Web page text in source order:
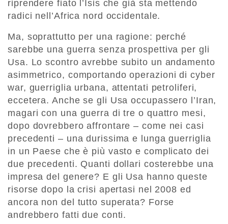
riprendere fiato l’Isis che già sta mettendo
radici nell’Africa nord occidentale.
Ma, soprattutto per una ragione: perché
sarebbe una guerra senza prospettiva per gli
Usa. Lo scontro avrebbe subito un andamento
asimmetrico, comportando operazioni di cyber
war, guerriglia urbana, attentati petroliferi,
eccetera. Anche se gli Usa occupassero l’Iran,
magari con una guerra di tre o quattro mesi,
dopo dovrebbero affrontare – come nei casi
precedenti – una durissima e lunga guerriglia
in un Paese che è più vasto e complicato dei
due precedenti. Quanti dollari costerebbe una
impresa del genere? E gli Usa hanno queste
risorse dopo la crisi apertasi nel 2008 ed
ancora non del tutto superata? Forse
andrebbero fatti due conti.